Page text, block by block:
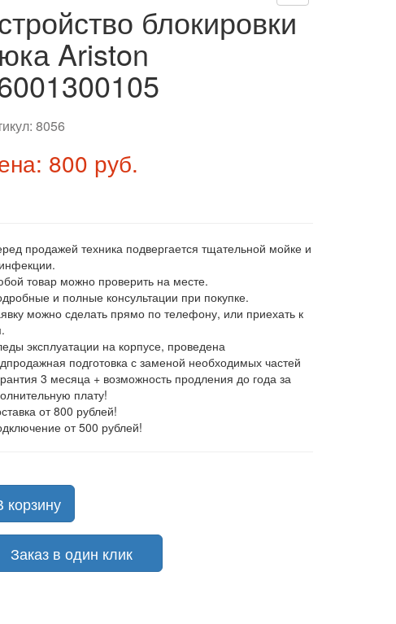
блокировки
Ariston
8056
800 руб.
продажей техника подвергается тщательной мойке и
товар можно проверить на месте.
и полные консультации при покупке.
можно сделать прямо по телефону, или приехать к
эксплуатации на корпусе, проведена
подготовка с заменой необходимых частей
3 месяца + возможность продления до года за
плату!
от 800 рублей!
от 500 рублей!
корзину
Заказ в один клик